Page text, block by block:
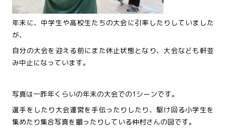
年末に、中学生や高校生たちの大会に引率したりしていました
が、
自分の大会を迎える前にまた休止状態となり、大会なども軒並
み中止になっています。
写真は一昨年くらいの年末の大会での1シーンです。
選手をしたり大会運営を手伝ったりしたり、駆け回る小学生を
集めたり集合写真を撮ったりしている仲村さんの図です。